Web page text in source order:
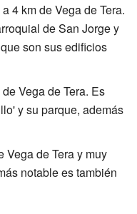
4 km de Vega de Tera.
de San Jorge y
son sus edificios
Vega de Tera. Es
y su parque, además
Vega de Tera y muy
notable es también